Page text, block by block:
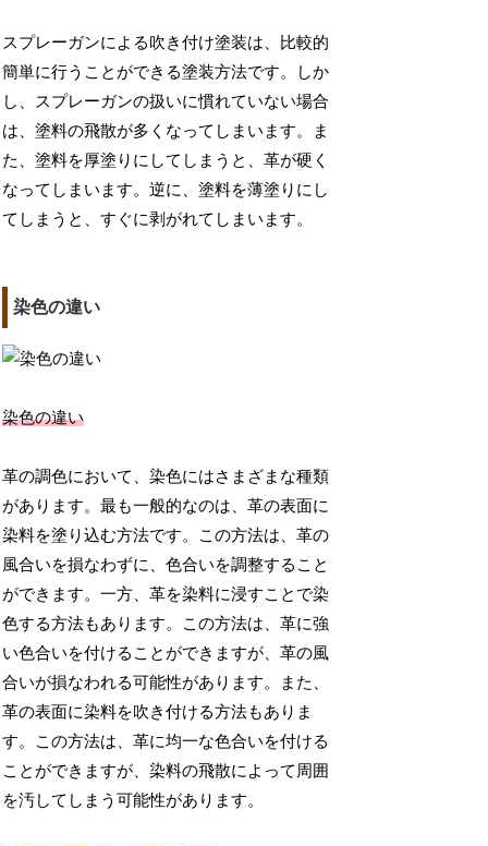
スプレーガンによる吹き付け塗装は、比較的
簡単に行うことができる塗装方法です。しか
し、スプレーガンの扱いに慣れていない場合
は、塗料の飛散が多くなってしまいます。ま
た、塗料を厚塗りにしてしまうと、革が硬く
なってしまいます。逆に、塗料を薄塗りにし
てしまうと、すぐに剥がれてしまいます。
染色の違い
染色の違い
革の調色において、染色にはさまざまな種類
があります。最も一般的なのは、革の表面に
染料を塗り込む方法です。この方法は、革の
風合いを損なわずに、色合いを調整すること
ができます。一方、革を染料に浸すことで染
色する方法もあります。この方法は、革に強
い色合いを付けることができますが、革の風
合いが損なわれる可能性があります。また、
革の表面に染料を吹き付ける方法もありま
す。この方法は、革に均一な色合いを付ける
ことができますが、染料の飛散によって周囲
を汚してしまう可能性があります。